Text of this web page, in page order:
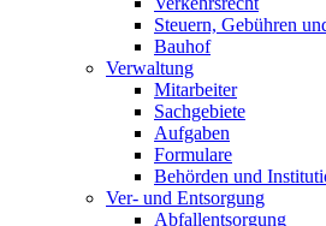
Steuern, Gebühren
Bauhof
Verwaltung
Mitarbeiter
Sachgebiete
Aufgaben
Formulare
Behörden und
Ver- und Entsorgung
Abfallentsorgung